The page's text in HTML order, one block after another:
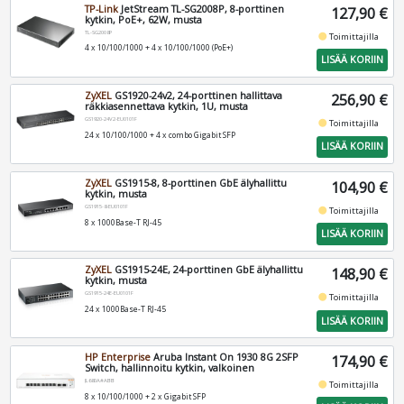
TP-Link JetStream TL-SG2008P, 8-porttinen
kytkin, PoE+, 62W, musta
TL-SG2008P
4 x 10/100/1000 + 4 x 10/100/1000 (PoE+)
127,90 €
fiber_manual_recordToimittajilla
LISÄÄ KORIIN
ZyXEL GS1920-24v2, 24-porttinen hallittava
räkkiasennettava kytkin, 1U, musta
GS1920-24V2-EU0101F
24 x 10/100/1000 + 4 x combo Gigabit SFP
256,90 €
fiber_manual_recordToimittajilla
LISÄÄ KORIIN
ZyXEL GS1915-8, 8-porttinen GbE älyhallittu
kytkin, musta
GS1915-8-EU0101F
8 x 1000Base-T RJ-45
104,90 €
fiber_manual_recordToimittajilla
LISÄÄ KORIIN
ZyXEL GS1915-24E, 24-porttinen GbE älyhallittu
kytkin, musta
GS1915-24E-EU0101F
24 x 1000Base-T RJ-45
148,90 €
fiber_manual_recordToimittajilla
LISÄÄ KORIIN
HP Enterprise Aruba Instant On 1930 8G 2SFP
Switch, hallinnoitu kytkin, valkoinen
JL680A#ABB
8 x 10/100/1000 + 2 x Gigabit SFP
174,90 €
fiber_manual_recordToimittajilla